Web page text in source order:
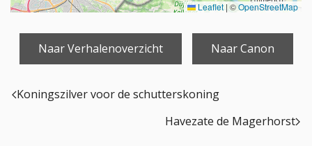
Leaflet | ©OpenStreetMap
Naar Verhalenoverzicht Naar Canon
Koningszilver voor de schutterskoning
Havezate de Magerhorst